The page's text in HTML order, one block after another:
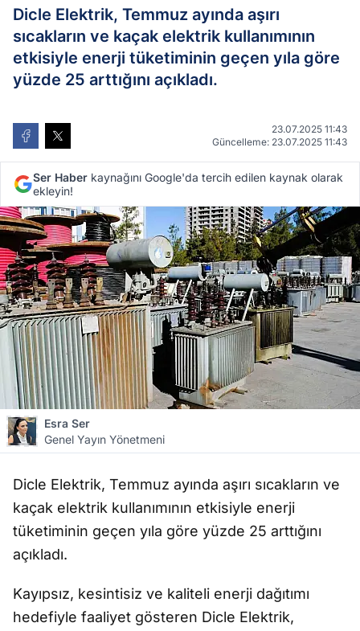
Dicle Elektrik, Temmuz ayında aşırı
sıcakların ve kaçak elektrik kullanımının
etkisiyle enerji tüketiminin geçen yıla göre
yüzde 25 arttığını açıkladı.
23.07.2025 11:43
Güncelleme: 23.07.2025 11:43
Ser Haber kaynağını Google'da tercih edilen kaynak olarak
ekleyin!
Esra Ser
Genel Yayın Yönetmeni
Dicle Elektrik, Temmuz ayında aşırı sıcakların ve
kaçak elektrik kullanımının etkisiyle enerji
tüketiminin geçen yıla göre yüzde 25 arttığını
açıkladı.
Kayıpsız, kesintisiz ve kaliteli enerji dağıtımı
hedefiyle faaliyet gösteren Dicle Elektrik,